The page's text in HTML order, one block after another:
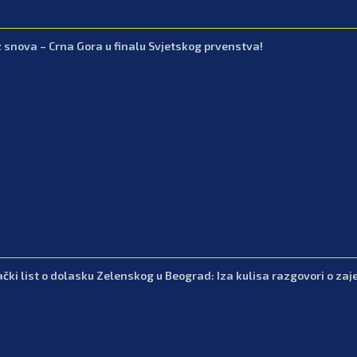
snova – Crna Gora u finalu Svjetskog prvenstva!
list o dolasku Zelenskog u Beograd: Iza kulisa razgovori o